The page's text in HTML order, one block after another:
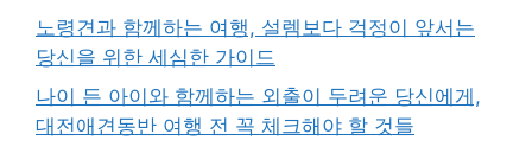
노령견과 함께하는 여행, 설렘보다 걱정이 앞서는
당신을 위한 세심한 가이드
나이 든 아이와 함께하는 외출이 두려운 당신에게,
대전애견동반 여행 전 꼭 체크해야 할 것들